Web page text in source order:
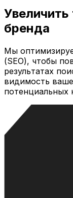
бренда
Мы
(SEO), чтобы
результатах
видимость
потенциальных